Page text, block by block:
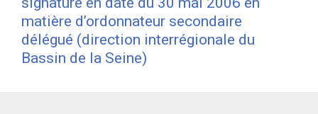
matière d’ordonnateur secondaire
délégué (direction interrégionale du
Bassin de la Seine)